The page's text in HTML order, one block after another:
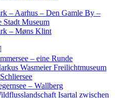
– Aarhus – Den Gamle By –
Stadt Museum
– Møns Klint
– eine Runde
Wasmeier Freilichtmuseum
– Wallberg
Isartal zwischen